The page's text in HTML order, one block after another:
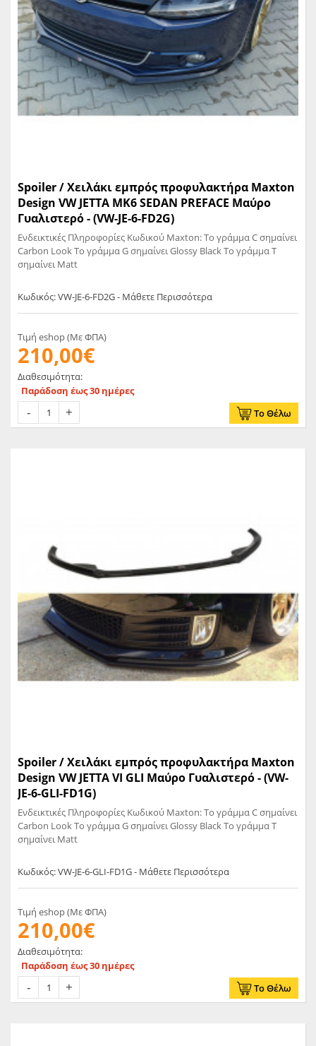
Spoiler / Χειλάκι εμπρός προφυλακτήρα Maxton
Design VW JETTA MK6 SEDAN PREFACE Μαύρο
Γυαλιστερό - (VW-JE-6-FD2G)
Ενδεικτικές Πληροφορίες Κωδικού Maxton: Το γράμμα C σημαίνει
Carbon Look Το γράμμα G σημαίνει Glossy Black Το γράμμα T
σημαίνει Matt
Κωδικός: VW-JE-6-FD2G - Μάθετε Περισσότερα
Τιμή eshop (Με ΦΠΑ)
210,00€
Διαθεσιμότητα:
Παράδοση έως 30 ημέρες
Το Θέλω
Spoiler / Χειλάκι εμπρός προφυλακτήρα Maxton
Design VW JETTA VI GLI Μαύρο Γυαλιστερό - (VW-
JE-6-GLI-FD1G)
Ενδεικτικές Πληροφορίες Κωδικού Maxton: Το γράμμα C σημαίνει
Carbon Look Το γράμμα G σημαίνει Glossy Black Το γράμμα T
σημαίνει Matt
Κωδικός: VW-JE-6-GLI-FD1G - Μάθετε Περισσότερα
Τιμή eshop (Με ΦΠΑ)
210,00€
Διαθεσιμότητα:
Παράδοση έως 30 ημέρες
Το Θέλω